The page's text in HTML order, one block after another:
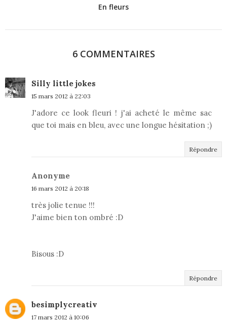
En fleurs
6 COMMENTAIRES
Silly little jokes
15 mars 2012 à 22:03
J'adore ce look fleuri ! j'ai acheté le même sac
que toi mais en bleu, avec une longue hésitation ;)
Répondre
Anonyme
16 mars 2012 à 20:18
très jolie tenue !!!
J'aime bien ton ombré :D
Bisous :D
Répondre
besimplycreativ
17 mars 2012 à 10:06